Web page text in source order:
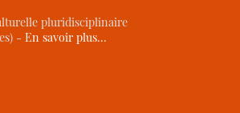
pluridisciplinaire
-En savoir plus…